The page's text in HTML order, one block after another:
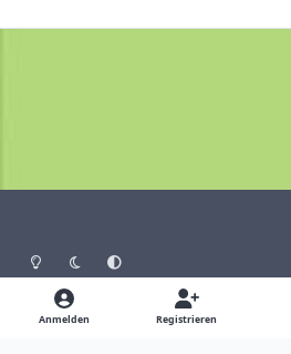
Heller ModusDunkler ModusSystemeinstellung
Design
Anmelden Registrieren